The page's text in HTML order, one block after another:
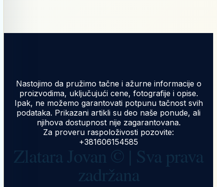
Nastojimo da pružimo tačne i ažurne informacije o
proizvodima, uključujući cene, fotografije i opise.
Ipak, ne možemo garantovati potpunu tačnost svih
podataka. Prikazani artikli su deo naše ponude, ali
njihova dostupnost nije zagarantovana.
Za proveru raspoloživosti pozovite:
+381606154585
Zlatara Jovan © | Sva prava
zadržana